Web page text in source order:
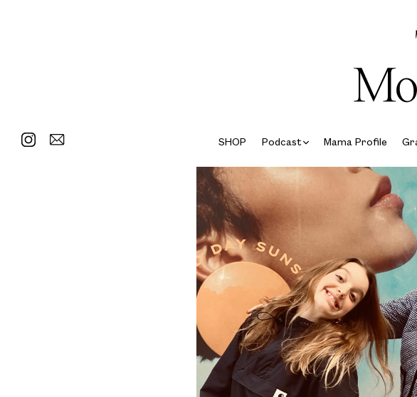
SHOP Podcast Mama Profile